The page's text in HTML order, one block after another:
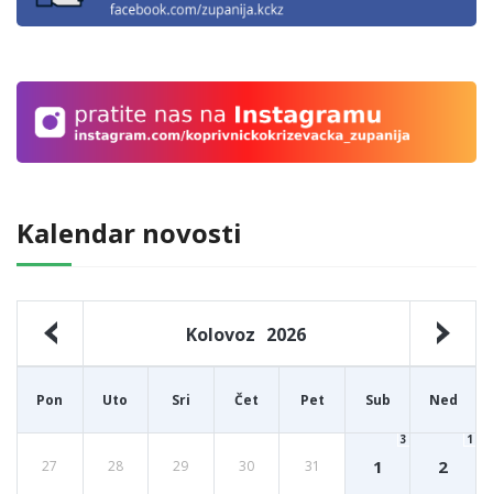
Kalendar novosti
Kolovoz 2026
Pon Uto Sri Čet Pet Sub Ned
27 28 29 30 31 1
3
2
1